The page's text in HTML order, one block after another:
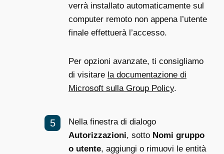
verrà installato automaticamente sul
computer remoto non appena l’utente
finale effettuerà l’accesso.
Per opzioni avanzate, ti consigliamo
di visitare la documentazione di
Microsoft sulla Group Policy.
Nella finestra di dialogo
Autorizzazioni, sotto Nomi gruppo
o utente, aggiungi o rimuovi le entità